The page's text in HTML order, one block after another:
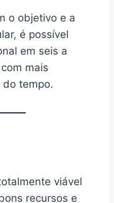
o objetivo e a
é possível
em seis a
mais
do tempo.
viável
recursos e